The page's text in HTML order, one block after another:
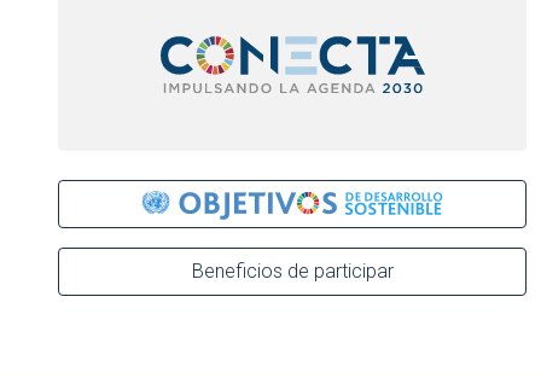
Beneficios de participar